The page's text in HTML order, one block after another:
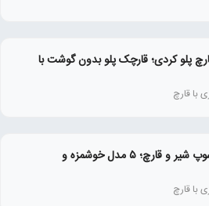
پلو کردی؛ قارچک پلو بدون گوشت با
با قارچ
طرز تهیه سوپ شیر و قارچ؛ ۵ مدل خوشمزه و
با قارچ